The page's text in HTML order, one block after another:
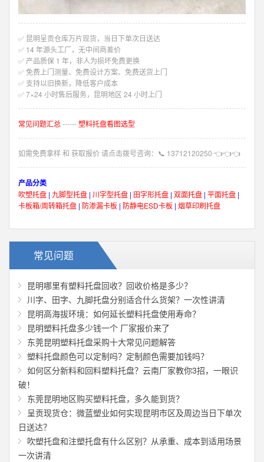
✅ 昆明呈贡仓库万片现货，当日下单次日送达
✅ 14 年源头工厂，无中间商差价
✅ 产品质保 1 年，非人为损坏免费更换
✅ 免费上门测量、免费设计方案、免费送货上门
✅ 支持以旧换新，降低客户成本
✅ 7×24 小时售后服务，昆明地区 24 小时上门
常见问题汇总 ------塑料托盘看图选型
如需免费拿样 和 获取报价 请点击拨号咨询： 📞 13712120250 👈👈👈
产品分类
吹塑托盘 | 九脚型托盘 | 川字型托盘 | 田字形托盘 | 双面托盘 | 平面托盘 |
卡板箱/周转箱托盘 | 防渗漏卡板 | 防静电ESD卡板 | 烟草印刷托盘
常见问题
昆明哪里有塑料托盘回收？回收价格是多少？
川字、田字、九脚托盘分别适合什么货架？一次性讲清
昆明高海拔环境：如何延长塑料托盘使用寿命？
昆明塑料托盘多少钱一个 厂家报价来了
东莞昆明塑料托盘采购十大常见问题解答
塑料托盘颜色可以定制吗？定制颜色需要加钱吗？
如何区分新料和回料塑料托盘？云南厂家教你3招，一眼识
破！
东莞昆明地区购买塑料托盘，多久能到货？
呈贡现货仓：微蓝塑业如何实现昆明市区及周边当日下单次
日送达？
吹塑托盘和注塑托盘有什么区别？从承重、成本到适用场景
一次讲清